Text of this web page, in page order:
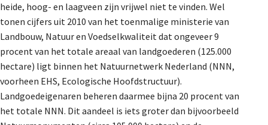
heide, hoog- en laagveen zijn vrijwel niet te vinden. Wel
tonen cijfers uit 2010 van het toenmalige ministerie van
Landbouw, Natuur en Voedselkwaliteit dat ongeveer 9
procent van het totale areaal van landgoederen (125.000
hectare) ligt binnen het Natuurnetwerk Nederland (NNN,
voorheen EHS, Ecologische Hoofdstructuur).
Landgoedeigenaren beheren daarmee bijna 20 procent van
het totale NNN. Dit aandeel is iets groter dan bijvoorbeeld